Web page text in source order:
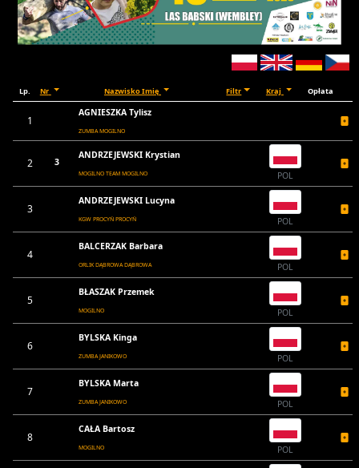
Lp. Nr Nazwisko Imię Filtr Kraj Opłata
1
AGNIESZKA Tylisz
ZUMBA MOGILNO
2 3
ANDRZEJEWSKI Krystian
MOGILNO TEAM MOGILNO POL
3
ANDRZEJEWSKI Lucyna
KGW PROCYŃ PROCYŃ POL
4
BALCERZAK Barbara
ORLIK DĄBROWA DĄBROWA POL
5
BŁASZAK Przemek
MOGILNO POL
6
BYLSKA Kinga
ZUMBA JANIKOWO POL
7
BYLSKA Marta
ZUMBA JANIKOWO POL
8
CAŁA Bartosz
MOGILNO POL